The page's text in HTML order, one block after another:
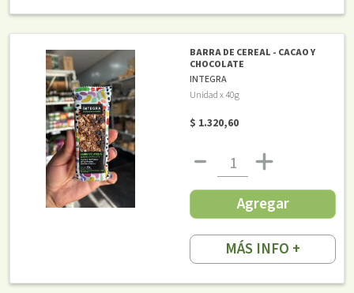
BARRA DE CEREAL - CACAO Y
CHOCOLATE
INTEGRA
Unidad x 40g
$ 1.320,60
Agregar
MÁS INFO +